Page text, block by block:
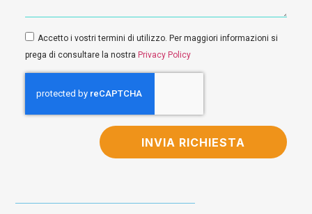
Accetto i vostri termini di utilizzo. Per maggiori informazioni si
prega di consultare la nostra Privacy Policy
INVIA RICHIESTA